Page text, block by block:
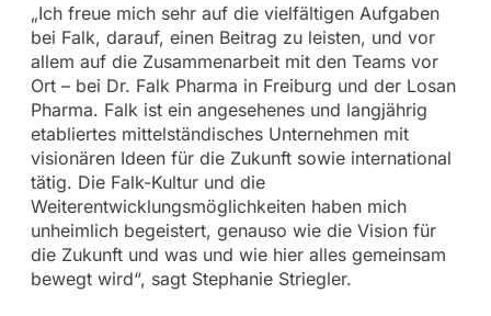
„Ich freue mich sehr auf die vielfältigen Aufgaben
bei Falk, darauf, einen Beitrag zu leisten, und vor
allem auf die Zusammenarbeit mit den Teams vor
Ort – bei Dr. Falk Pharma in Freiburg und der Losan
Pharma. Falk ist ein angesehenes und langjährig
etabliertes mittelständisches Unternehmen mit
visionären Ideen für die Zukunft sowie international
tätig. Die Falk-Kultur und die
Weiterentwicklungsmöglichkeiten haben mich
unheimlich begeistert, genauso wie die Vision für
die Zukunft und was und wie hier alles gemeinsam
bewegt wird“, sagt Stephanie Striegler.